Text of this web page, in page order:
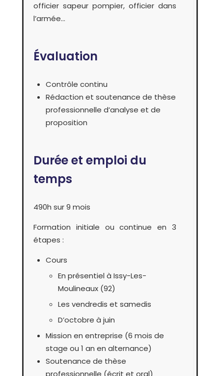
officier sapeur pompier, officier dans
l’armée…
Évaluation
Contrôle continu
Rédaction et soutenance de thèse
professionnelle d’analyse et de
proposition
Durée et emploi du
temps
490h sur 9 mois
Formation initiale ou continue en 3
étapes :
Cours
En présentiel à Issy-Les-
Moulineaux (92)
Les vendredis et samedis
D’octobre à juin
Mission en entreprise (6 mois de
stage ou 1 an en alternance)
Soutenance de thèse
professionnelle (écrit et oral)